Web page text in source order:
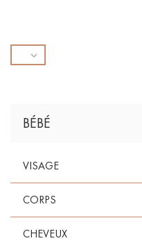
BÉBÉ
VISAGE
CORPS
CHEVEUX
